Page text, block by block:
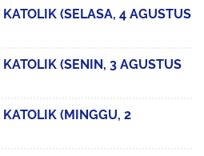
(SELASA, 4 AGUSTUS
(SENIN, 3 AGUSTUS
(MINGGU, 2